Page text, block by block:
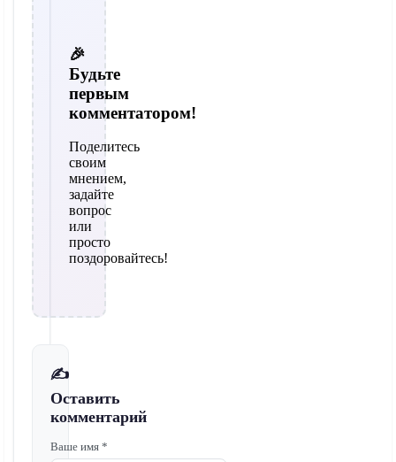
🎉
Будьте
первым
комментатором!
Поделитесь
своим
мнением,
задайте
вопрос
или
просто
поздоровайтесь!
✍️
Оставить
комментарий
Ваше имя *